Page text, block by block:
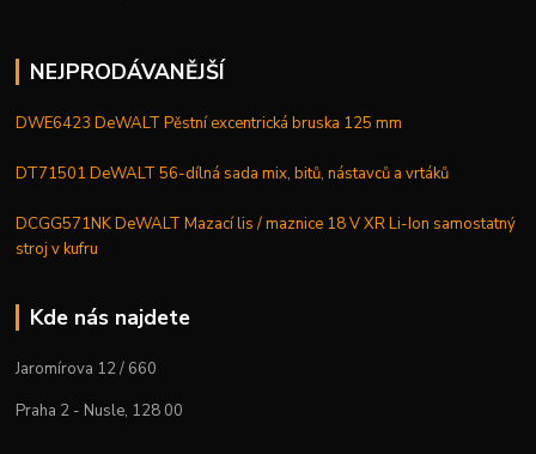
NEJPRODÁVANĚJŠÍ
DWE6423 DeWALT Pěstní excentrická bruska 125 mm
DT71501 DeWALT 56-dílná sada mix, bitů, nástavců a vrtáků
DCGG571NK DeWALT Mazací lis / maznice 18 V XR Li-Ion samostatný
stroj v kufru
Kde nás najdete
Jaromírova 12 / 660
Praha 2 - Nusle, 128 00